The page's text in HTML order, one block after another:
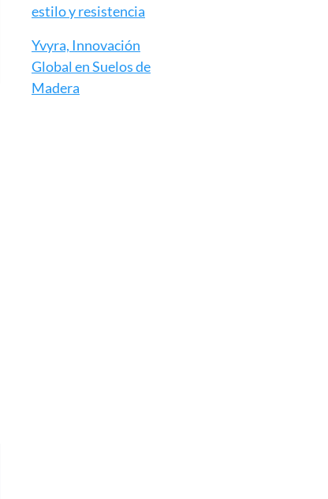
estilo y resistencia
Yvyra, Innovación
Global en Suelos de
Madera